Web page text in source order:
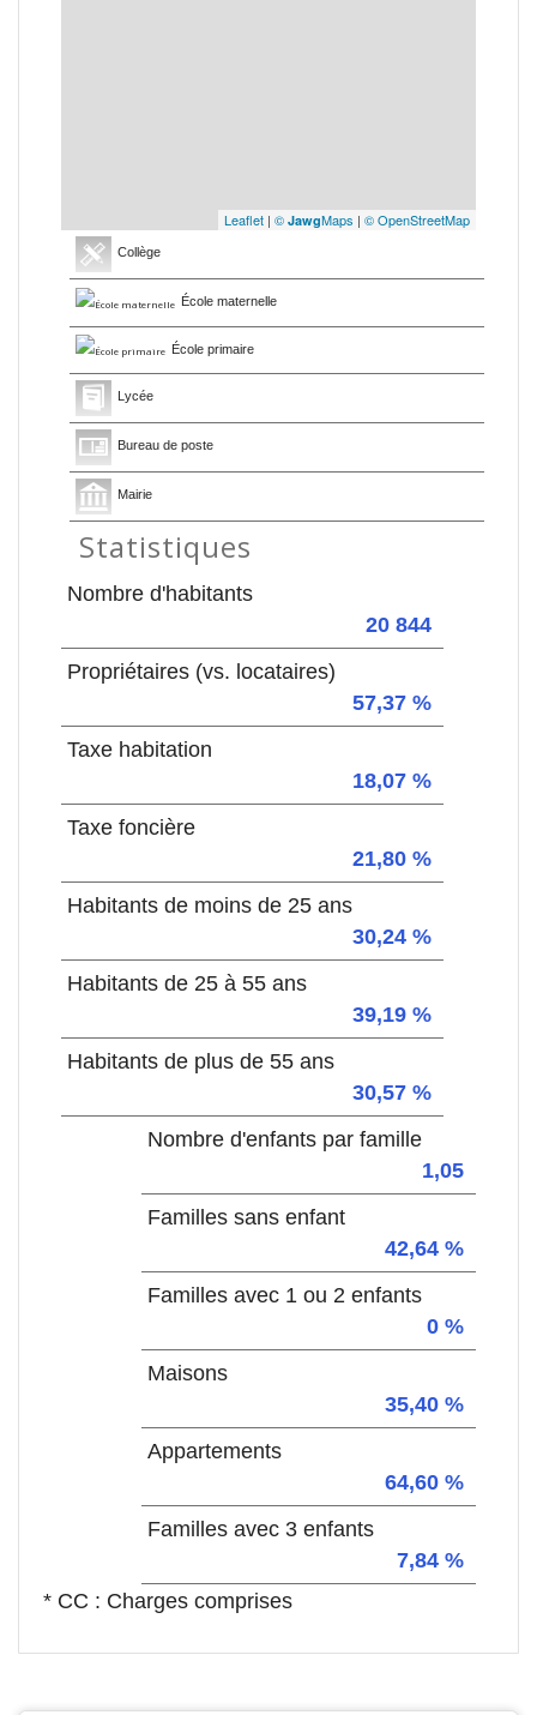
Leaflet | © JawgMaps | © OpenStreetMap
Collège
École maternelle
École primaire
Lycée
Bureau de poste
Mairie
Statistiques
Nombre d'habitants
20 844
Propriétaires (vs. locataires)
57,37 %
Taxe habitation
18,07 %
Taxe foncière
21,80 %
Habitants de moins de 25 ans
30,24 %
Habitants de 25 à 55 ans
39,19 %
Habitants de plus de 55 ans
30,57 %
Nombre d'enfants par famille
1,05
Familles sans enfant
42,64 %
Familles avec 1 ou 2 enfants
0 %
Maisons
35,40 %
Appartements
64,60 %
Familles avec 3 enfants
7,84 %
* CC : Charges comprises